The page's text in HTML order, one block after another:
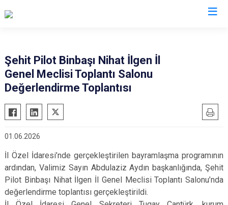
Şehit Pilot Binbaşı Nihat İlgen İl
Genel Meclisi Toplantı Salonu
Değerlendirme Toplantısı
01.06.2026
İl Özel İdaresi’nde gerçekleştirilen bayramlaşma programının
ardından, Valimiz Sayın Abdulaziz Aydın başkanlığında, Şehit
Pilot Binbaşı Nihat İlgen İl Genel Meclisi Toplantı Salonu’nda
değerlendirme toplantısı gerçekleştirildi.